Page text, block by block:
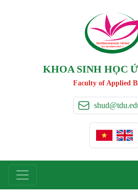
TRƯỜNG ĐẠI HỌC TÂY ĐÔ
TAY DO UNIVERSIT Y
KHOA SINH HỌC
Faculty of Applied